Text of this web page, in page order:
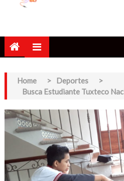
Home > Deportes
>
Busca Estudiante Tuxteco